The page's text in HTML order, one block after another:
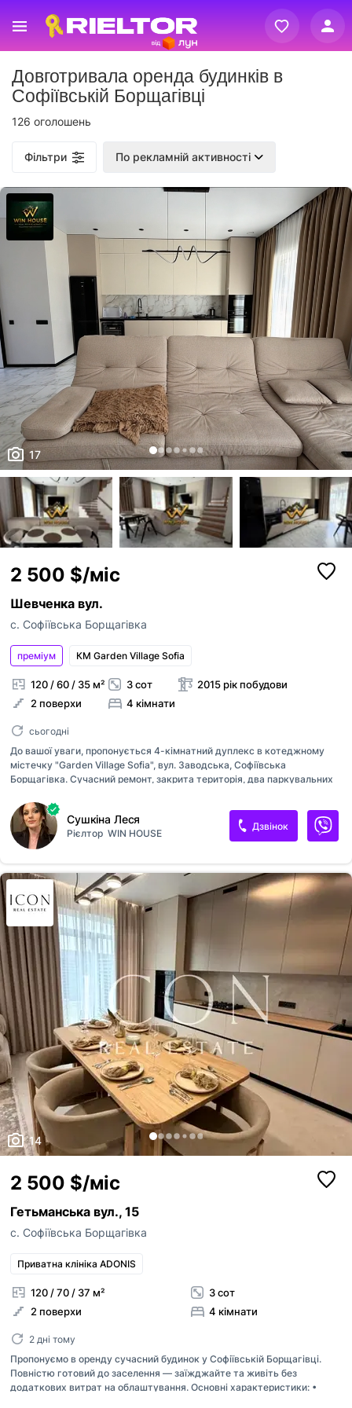
Реєстрація
Вхід
Довготривала оренда будинків в
Софіївській Борщагівці
126 оголошень
Фільтри По рекламній активності
17
2 500 $/міс
Шевченка вул.
с. Софіївська Борщагівка
преміум КМ Garden Village Sofia
120 / 60 / 35 м²
2 поверхи
3 сот
4 кімнати
2015 рік побудови
сьогодні
До вашої уваги, пропонується 4-кімнатний дуплекс в котеджному
містечку "Garden Village Sofia", вул. Заводська, Софіївська
Борщагівка. Сучасний ремонт, закрита територія, два паркувальних
шезлонги, 700 м до Кільцевої, ТЦ "April City". Локація топ. По запиту
надам відео oгляд. Орендар сплачує разову комісію в розмірі
1000$.Телефонуйте або пишіть, з радістю відповім на всі ваші
питання та організую перегляд.
Сушкіна Леся
Рієлтор WIN HOUSE
Дзвінок
14
2 500 $/міс
Гетьманська вул., 15
с. Софіївська Борщагівка
Приватна клініка ADONIS
120 / 70 / 37 м²
2 поверхи
3 сот
4 кімнати
2 дні тому
Пропонуємо в оренду сучасний будинок у Софіївській Борщагівці.
Повністю готовий до заселення — заїжджайте та живіть без
додаткових витрат на облаштування. Основні характеристики: •